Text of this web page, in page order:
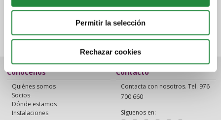
Permitir la selección
Rechazar cookies
Conócenos
Quiénes somos
Socios
Dónde estamos
Instalaciones
Contacto
Contacta con nosotros. Tel. 976
700 660
Síguenos en: